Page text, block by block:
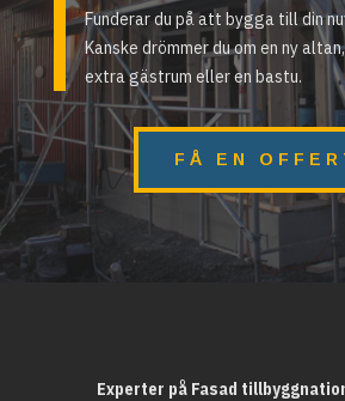
Funderar du på att bygga till din
Kanske drömmer du om en ny
extra gästrum eller en bastu.
FÅ EN
Experter på Fasad